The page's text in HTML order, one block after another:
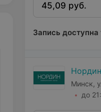
45,09 руб.
Запись
Нордин
Минск,
до